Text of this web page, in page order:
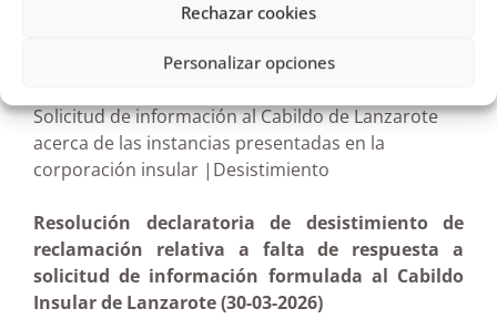
Rechazar cookies
Personalizar opciones
Solicitud de información al Cabildo de Lanzarote
acerca de las instancias presentadas en la
corporación insular |Desistimiento
Resolución declaratoria de desistimiento de
reclamación relativa a falta de respuesta a
solicitud de información formulada al Cabildo
Insular de Lanzarote (30-03-2026)